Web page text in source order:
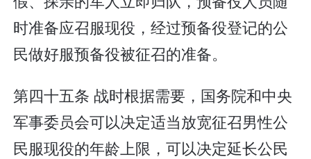
时准备应召服现役，经过预备役登记的公
民做好服预备役被征召的准备。
第四十五条 战时根据需要，国务院和中央
军事委员会可以决定适当放宽征召男性公
民服现役的年龄上限，可以决定延长公民